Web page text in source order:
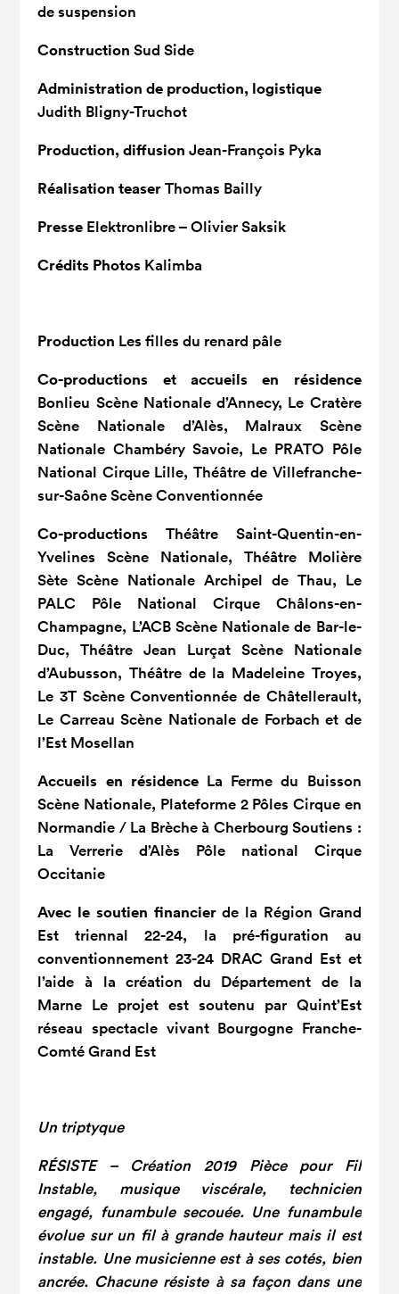
de suspension
Construction Sud Side
Administration de production, logistique
Judith Bligny-Truchot
Production, diffusion Jean-François Pyka
Réalisation teaserThomas Bailly
Presse Elektronlibre – Olivier Saksik
Crédits Photos Kalimba
Production Les filles du renard pâle
Co-productions et accueils en résidence
Bonlieu Scène Nationale d’Annecy, Le Cratère
Scène Nationale d’Alès, Malraux Scène
Nationale Chambéry Savoie, Le PRATO Pôle
National Cirque Lille, Théâtre de Villefranche-
sur-Saône Scène Conventionnée
Co-productions Théâtre Saint-Quentin-en-
Yvelines Scène Nationale, Théâtre Molière
Sète Scène Nationale Archipel de Thau, Le
PALC Pôle National Cirque Châlons-en-
Champagne, L’ACB Scène Nationale de Bar-le-
Duc, Théâtre Jean Lurçat Scène Nationale
d’Aubusson, Théâtre de la Madeleine Troyes,
Le 3T Scène Conventionnée de Châtellerault,
Le Carreau Scène Nationale de Forbach et de
l’Est Mosellan
Accueils en résidenceLa Ferme du Buisson
Scène Nationale, Plateforme 2 Pôles Cirque en
Normandie / La Brèche à Cherbourg Soutiens :
La Verrerie d’Alès Pôle national Cirque
Occitanie
Avec le soutien financierde la Région Grand
Est triennal 22-24, la pré-figuration au
conventionnement 23-24 DRAC Grand Est et
l’aide à la création du Département de la
Marne Le projet est soutenu par Quint’Est
réseau spectacle vivant Bourgogne Franche-
Comté Grand Est
Un triptyque
RÉSISTE – Création 2019 Pièce pour Fil
Instable, musique viscérale, technicien
engagé, funambule secouée. Une funambule
évolue sur un fil à grande hauteur mais il est
instable. Une musicienne est à ses cotés, bien
ancrée. Chacune résiste à sa façon dans une